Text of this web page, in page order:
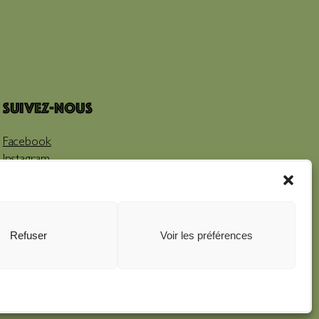
Refuser Voir les préférences
Suivez-nous
Facebook
Instagram